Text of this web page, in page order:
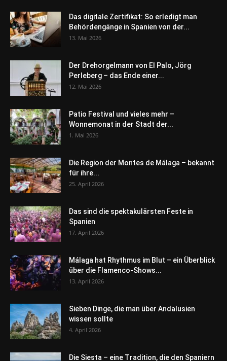
Das digitale Zertifikat: So erledigt man
Behördengänge in Spanien von der...
13. Mai 2026
Der Drehorgelmann von El Palo, Jörg
Perleberg – das Ende einer...
12. Mai 2026
Patio Festival und vieles mehr –
Wonnemonat in der Stadt der...
1. Mai 2026
Die Region der Montes de Málaga – bekannt
für ihre...
25. April 2026
Das sind die spektakulärsten Feste in
Spanien
17. April 2026
Málaga hat Rhythmus im Blut – ein Überblick
über die Flamenco-Shows...
13. April 2026
Sieben Dinge, die man über Andalusien
wissen sollte
4. April 2026
Die Siesta – eine Tradition, die den Spaniern